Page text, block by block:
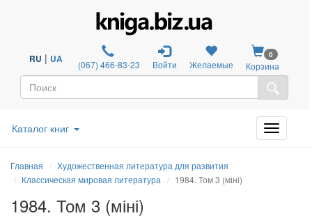
RU | UA (067) 466-83-23 Войти Желаемые
0
Корзина
Каталог книг
Главная
Художественная литература для развития
Классическая мировая литература
1984. Том 3 (міні)
1984. Том 3 (міні)